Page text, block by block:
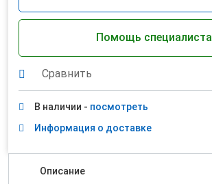
Помощь специалиста
Сравнить
В наличии - посмотреть
Информация о доставке
Описание